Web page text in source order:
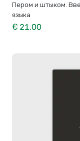
Пером и штыком.
языка
€ 21,00